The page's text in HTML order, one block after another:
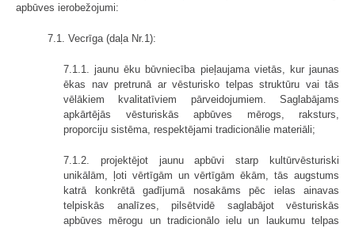
apbūves ierobežojumi:
7.1. Vecrīga (daļa Nr.1):
7.1.1. jaunu ēku būvniecība pieļaujama vietās, kur jaunas
ēkas nav pretrunā ar vēsturisko telpas struktūru vai tās
vēlākiem kvalitatīviem pārveidojumiem. Saglabājams
apkārtējās vēsturiskās apbūves mērogs, raksturs,
proporciju sistēma, respektējami tradicionālie materiāli;
7.1.2. projektējot jaunu apbūvi starp kultūrvēsturiski
unikālām, ļoti vērtīgām un vērtīgām ēkām, tās augstums
katrā konkrētā gadījumā nosakāms pēc ielas ainavas
telpiskās analīzes, pilsētvidē saglabājot vēsturiskās
apbūves mērogu un tradicionālo ielu un laukumu telpas